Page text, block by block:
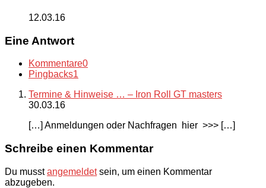
12.03.16
Eine Antwort
Kommentare0
Pingbacks1
Termine & Hinweise … – Iron Roll GT masters
30.03.16
[…] Anmeldungen oder Nachfragen hier >>> […]
Schreibe einen Kommentar
Du musstangemeldetsein, um einen Kommentar
abzugeben.